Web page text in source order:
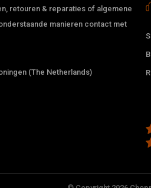
retouren & reparaties of algemene
manieren contact met
(The Netherlands)